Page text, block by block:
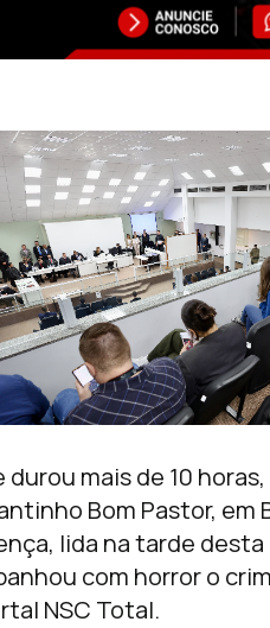
mais de 10
Bom Pastor,
lida na tarde
com horror o
NSC Total.